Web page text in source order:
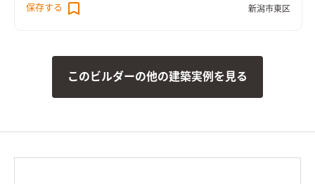
あり使い勝手も良く、家具購入費などのコストも抑えられます。
保存する 新潟市東区
このビルダーの他の建築実例を見る